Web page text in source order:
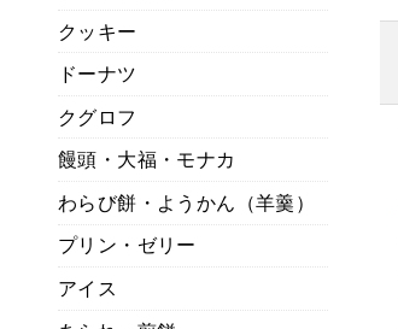
クッキー
ドーナツ
クグロフ
饅頭・大福・モナカ
わらび餅・ようかん（羊羹）
プリン・ゼリー
アイス